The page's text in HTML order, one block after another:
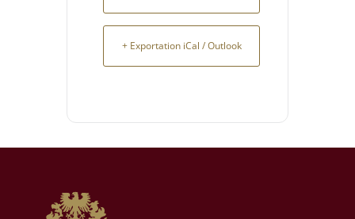
+ Exportation iCal / Outlook